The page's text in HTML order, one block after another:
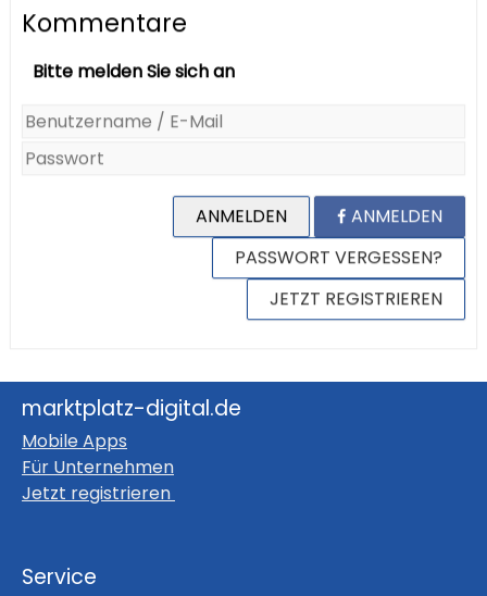
Kommentare
Bitte melden Sie sich an
ANMELDEN
ANMELDEN
PASSWORT VERGESSEN?
JETZT REGISTRIEREN
marktplatz-digital.de
Mobile Apps
Für Unternehmen
Jetzt registrieren
Service